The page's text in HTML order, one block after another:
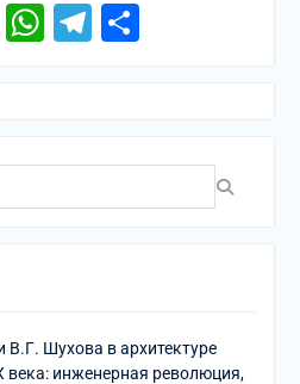
WhatsApp
Telegram
В.Г. Шухова в архитектуре
века: инженерная революция,